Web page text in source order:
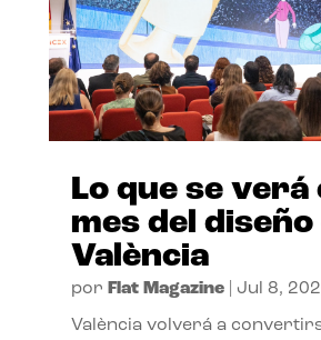
Lo que se verá
mes del diseño
València
por Flat Magazine| Jul 8,
València volverá a